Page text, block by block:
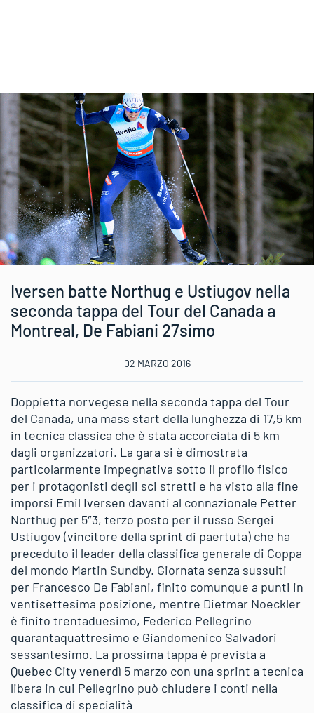
Iversen batte Northug e Ustiugov nella
seconda tappa del Tour del Canada a
Montreal, De Fabiani 27simo
02 MARZO 2016
Doppietta norvegese nella seconda tappa del Tour
del Canada, una mass start della lunghezza di 17,5 km
in tecnica classica che è stata accorciata di 5 km
dagli organizzatori. La gara si è dimostrata
particolarmente impegnativa sotto il profilo fisico
per i protagonisti degli sci stretti e ha visto alla fine
imporsi Emil Iversen davanti al connazionale Petter
Northug per 5″3, terzo posto per il russo Sergei
Ustiugov (vincitore della sprint di paertuta) che ha
preceduto il leader della classifica generale di Coppa
del mondo Martin Sundby. Giornata senza sussulti
per Francesco De Fabiani, finito comunque a punti in
ventisettesima posizione, mentre Dietmar Noeckler
è finito trentaduesimo, Federico Pellegrino
quarantaquattresimo e Giandomenico Salvadori
sessantesimo. La prossima tappa è prevista a
Quebec City venerdì 5 marzo con una sprint a tecnica
libera in cui Pellegrino può chiudere i conti nella
classifica di specialità